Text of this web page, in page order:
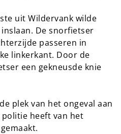
uit Wildervank wilde
De snorfietser
passeren in
linkerkant. Door de
een gekneusde knie
plek van het ongeval aan
heeft van het